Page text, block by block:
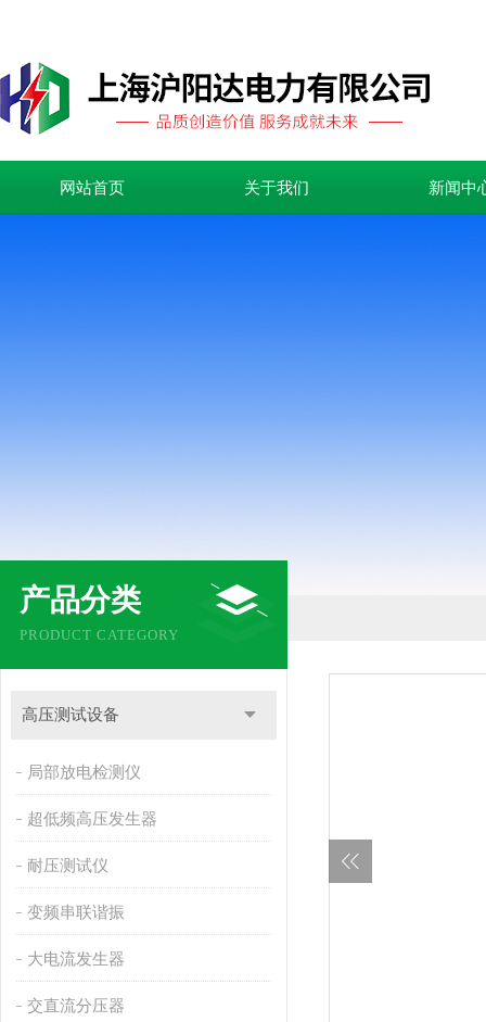
网站首页 关于我们 新闻中
产品分类
PRODUCT CATEGORY
高压测试设备
局部放电检测仪
超低频高压发生器
耐压测试仪
变频串联谐振
大电流发生器
交直流分压器